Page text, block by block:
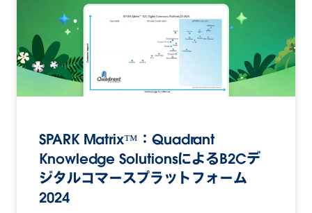
SPARK Matrix™：Quadrant
Knowledge SolutionsによるB2Cデ
ジタルコマースプラットフォーム
2024